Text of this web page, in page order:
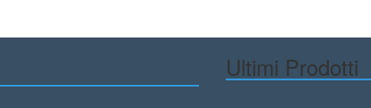
Ultimi Prodotti